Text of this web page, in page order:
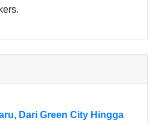
Dari Green City Hingga